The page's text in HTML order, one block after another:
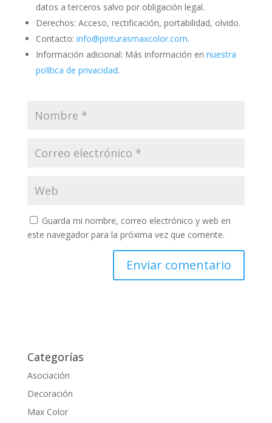
datos a terceros salvo por obligación legal.
Derechos: Acceso, rectificación, portabilidad, olvido.
Contacto: info@pinturasmaxcolor.com.
Información adicional: Más información en nuestra
política de privacidad.
Guarda mi nombre, correo electrónico y web en
este navegador para la próxima vez que comente.
Categorías
Asociación
Decoración
Max Color